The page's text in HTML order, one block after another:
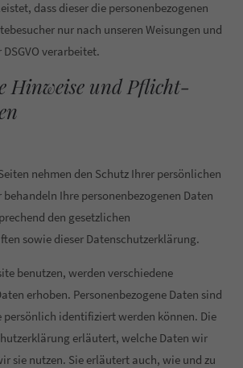
dass dieser die personenbezogenen
nur nach unseren Weisungen und
verarbeitet.
Hinweise und Pflicht­
nehmen den Schutz Ihrer persönlichen
behandeln Ihre personenbezogenen Daten
den gesetzlichen
sowie dieser Datenschutzerklärung.
benutzen, werden verschiedene
erhoben. Personenbezogene Daten sind
persönlich identifiziert werden können. Die
erläutert, welche Daten wir
sie nutzen. Sie erläutert auch, wie und zu